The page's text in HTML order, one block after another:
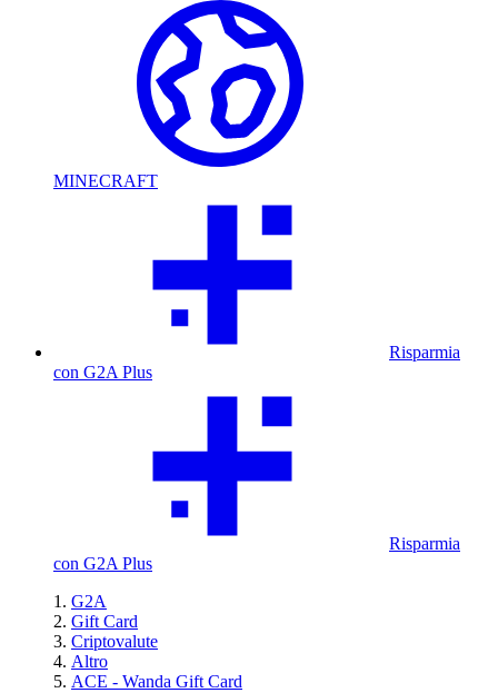
MINECRAFT
Risparmia
con G2A Plus
Risparmia
con G2A Plus
G2A
Gift Card
Criptovalute
Altro
ACE - Wanda Gift Card